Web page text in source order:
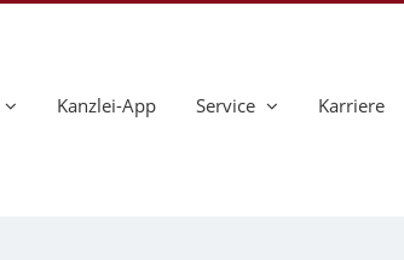
Kanzlei-App Service Karriere